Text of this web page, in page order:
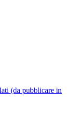
(da pubblicare in